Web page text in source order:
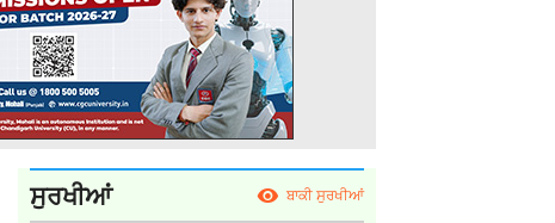
ਸੁਰਖੀਆਂ ਬਾਕੀ ਸੁਰਖੀਆਂ